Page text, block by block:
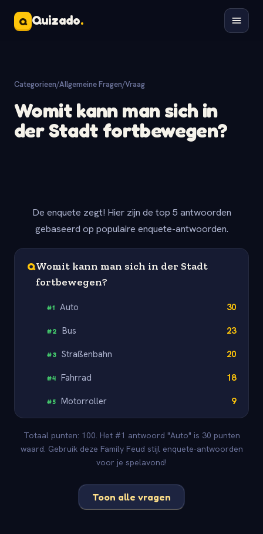
Q Quizado.
Categorieen/Allgemeine Fragen/Vraag
Womit kann man sich in
der Stadt fortbewegen?
De enquete zegt! Hier zijn de top 5 antwoorden
gebaseerd op populaire enquete-antwoorden.
QWomit kann man sich in der Stadt
fortbewegen?
#1 Auto 30
#2 Bus 23
#3 Straßenbahn 20
#4 Fahrrad 18
#5 Motorroller 9
Totaal punten: 100. Het #1 antwoord "Auto" is 30 punten
waard. Gebruik deze Family Feud stijl enquete-antwoorden
voor je spelavond!
Toon alle vragen